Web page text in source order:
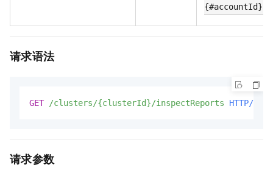
请求语法
GET /clusters/{clusterId}/inspectReports HTTP/1.1
请求参数